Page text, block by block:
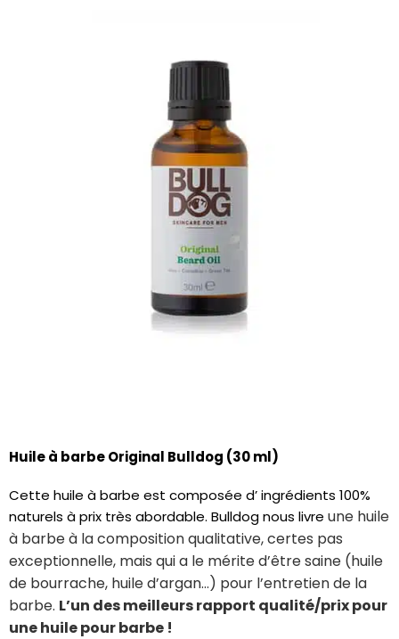
Huile à barbe Original Bulldog (30 ml)
Cette huile à barbe est composée d’ ingrédients 100%
naturels à prix très abordable. Bulldog nous livre une huile
à barbe à la composition qualitative, certes pas
exceptionnelle, mais qui a le mérite d’être saine (huile
de bourrache, huile d’argan…) pour l’entretien de la
barbe. L’un des meilleurs rapport qualité/prix pour
une huile pour barbe !